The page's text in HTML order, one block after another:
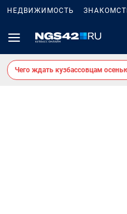
НЕДВИЖИМОСТЬ
Чего ждать кузбассовцам